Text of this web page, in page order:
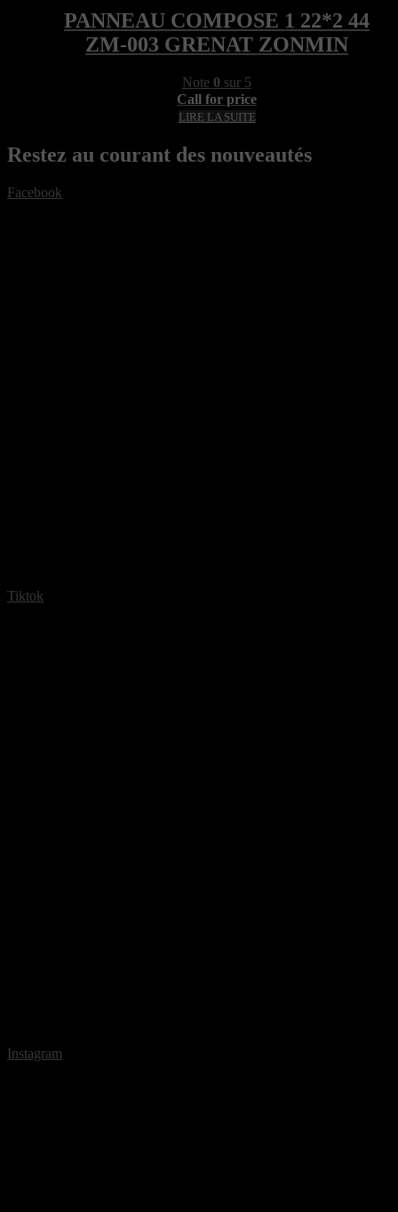
PANNEAU COMPOSE 1 22*2 44
ZM-003 GRENAT ZONMIN
Note 0 sur 5
Call for price
LIRE LA SUITE
Restez au courant des nouveautés
Facebook
Tiktok
Instagram